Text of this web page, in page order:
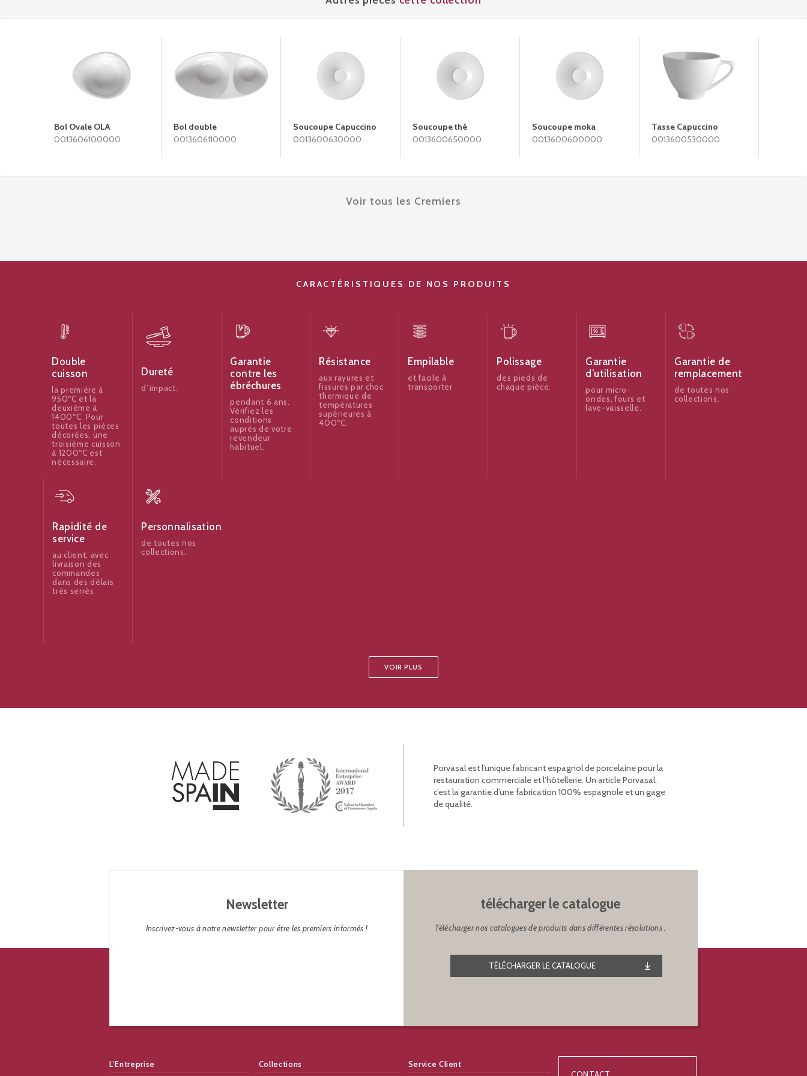
Bol Ovale OLA
0013606100000
Bol double
0013606110000
Soucoupe Capuccino
0013600630000
Soucoupe thé
0013600650000
Soucoupe moka
0013600600000
Tasse Capuccino
0013600530000
Voir tous les Cremiers
CARACTÉRISTIQUES DE NOS PRODUITS
Double
cuisson
la première à
950ºC et la
deuxième à
1400ºC. Pour
toutes les pièces
décorées, une
troisième cuisson
à 1200ºC est
nécessaire.
Dureté
d’impact.
Garantie
contre les
ébréchures
pendant 6 ans.
Vérifiez les
conditions
auprès de votre
revendeur
habituel.
Résistance
aux rayures et
fissures par choc
thermique de
températures
supérieures à
400ºC.
Empilable
et facile à
transporter
Polissage
des pieds de
chaque pièce.
Garantie
d’utilisation
pour micro-
ondes, fours et
lave-vaisselle.
Garantie de
remplacement
de toutes nos
collections.
Rapidité de
service
au client, avec
livraison des
commandes
dans des délais
très serrés
Personnalisation
de toutes nos
collections.
VOIR PLUS
Porvasal est l’unique fabricant espagnol de porcelaine pour la
restauration commerciale et l’hôtellerie. Un article Porvasal,
c’est la garantie d’une fabrication 100% espagnole et un gage
de qualité.
Newsletter
Inscrivez-vous à notre newsletter pour être les premiers informés !
télécharger le catalogue
Télécharger nos catalogues de produits dans différentes résolutions .
TÉLÉCHARGER LE CATALOGUE
L’Entreprise Collections
Service Client
CONTACT